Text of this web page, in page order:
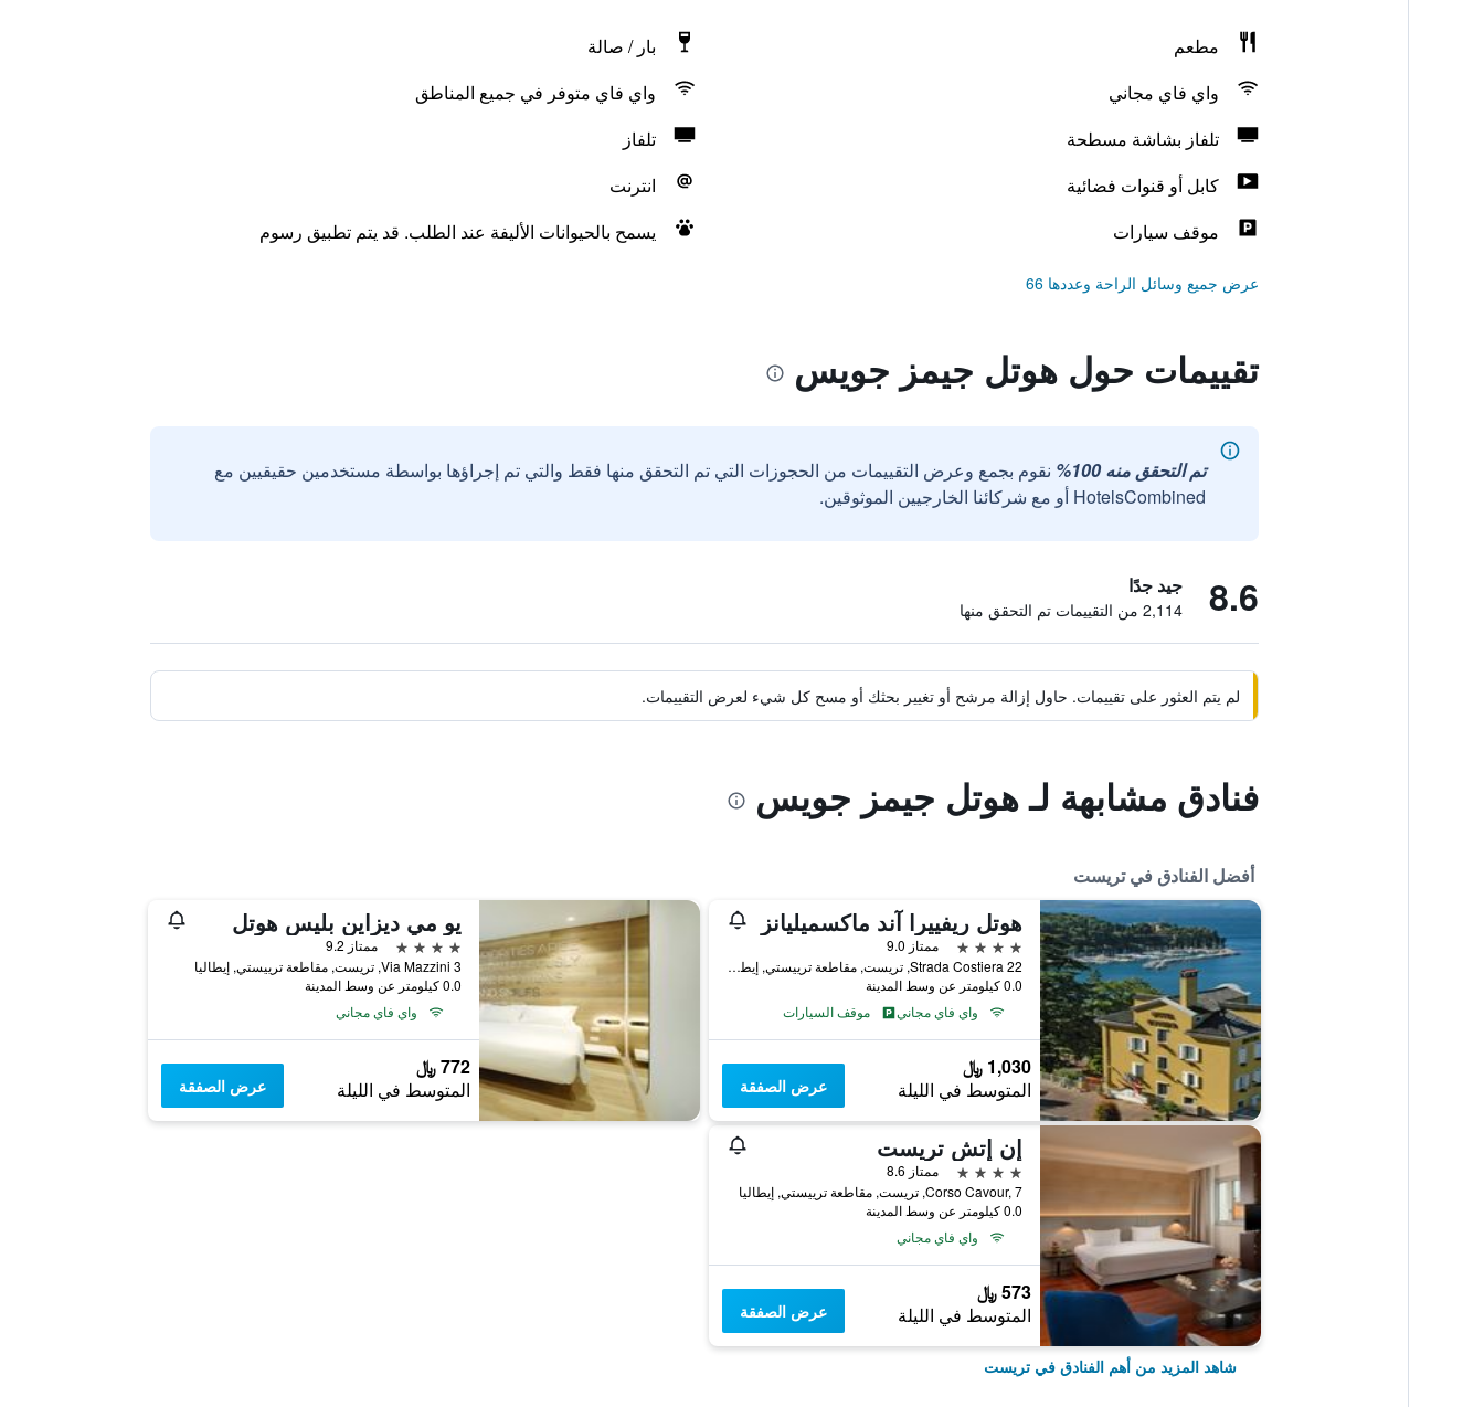
مطعم
بار / صالة
واي فاي مجاني
واي فاي متوفر في جميع المناطق
تلفاز بشاشة مسطحة
تلفاز
كابل أو قنوات فضائية
انترنت
موقف سيارات
يسمح بالحيوانات الأليفة عند الطلب. قد يتم تطبيق رسوم
عرض جميع وسائل الراحة وعددها 66
تقييمات حول هوتل جيمز جويس
تم التحقق منه 100%
نقوم بجمع وعرض التقييمات من الحجوزات التي تم التحقق منها فقط والتي تم إجراؤها بواسطة مستخدمين حقيقيين مع
HotelsCombined أو مع شركائنا الخارجيين الموثوقين.
8.6 جيد جدًا
2,114 من التقييمات تم التحقق منها
لم يتم العثور على تقييمات. حاول إزالة مرشح أو تغيير بحثك أو مسح كل شيء لعرض التقييمات.
فنادق مشابهة لـ هوتل جيمز جويس
أفضل الفنادق في تريست
هوتل ريفييرا آند ماكسميليانز
4 نجوم
ممتاز 9.0
Strada Costiera 22, تريست, مقاطعة ترييستي, إيطاليا
0.0 كيلومتر عن وسط المدينة
واي فاي مجاني
موقف السيارات
1,030 ﷼
المتوسط في الليلة عرض الصفقة
يو مي ديزاين بليس هوتل
4 نجوم
ممتاز 9.2
Via Mazzini 3, تريست, مقاطعة ترييستي, إيطاليا
0.0 كيلومتر عن وسط المدينة
واي فاي مجاني
772 ﷼
المتوسط في الليلة عرض الصفقة
إن إتش تريست
4 نجوم
ممتاز 8.6
Corso Cavour, 7, تريست, مقاطعة ترييستي, إيطاليا
0.0 كيلومتر عن وسط المدينة
واي فاي مجاني
573 ﷼
المتوسط في الليلة عرض الصفقة
شاهد المزيد من أهم الفنادق في تريست